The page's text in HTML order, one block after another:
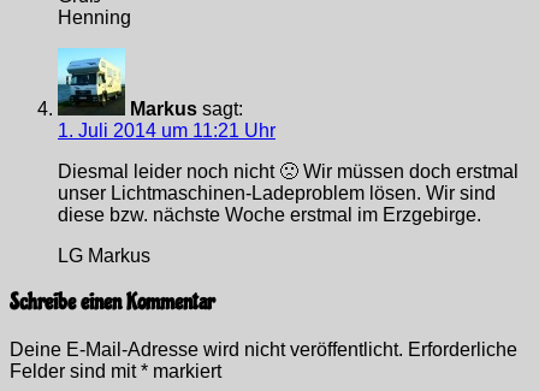
Henning
Markus sagt:
1. Juli 2014 um 11:21 Uhr
Diesmal leider noch nicht 🙁 Wir müssen doch erstmal
unser Lichtmaschinen-Ladeproblem lösen. Wir sind
diese bzw. nächste Woche erstmal im Erzgebirge.
LG Markus
Schreibe einen Kommentar
Deine E-Mail-Adresse wird nicht veröffentlicht. Erforderliche
Felder sind mit* markiert